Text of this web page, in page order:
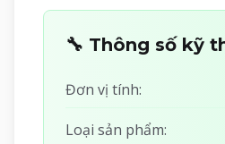
🔧 Thông số kỹ
Đơn vị tính:
Loại sản phẩm: